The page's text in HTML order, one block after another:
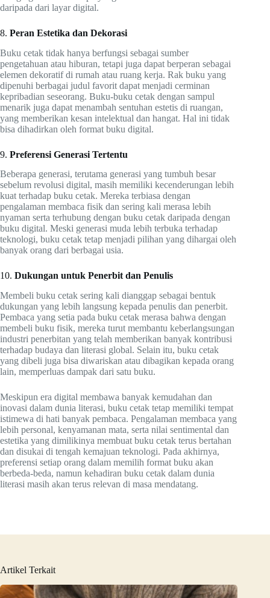
daripada dari layar digital.
8. Peran Estetika dan Dekorasi
Buku cetak tidak hanya berfungsi sebagai sumber
pengetahuan atau hiburan, tetapi juga dapat berperan sebagai
elemen dekoratif di rumah atau ruang kerja. Rak buku yang
dipenuhi berbagai judul favorit dapat menjadi cerminan
kepribadian seseorang. Buku-buku cetak dengan sampul
menarik juga dapat menambah sentuhan estetis di ruangan,
yang memberikan kesan intelektual dan hangat. Hal ini tidak
bisa dihadirkan oleh format buku digital.
9. Preferensi Generasi Tertentu
Beberapa generasi, terutama generasi yang tumbuh besar
sebelum revolusi digital, masih memiliki kecenderungan lebih
kuat terhadap buku cetak. Mereka terbiasa dengan
pengalaman membaca fisik dan sering kali merasa lebih
nyaman serta terhubung dengan buku cetak daripada dengan
buku digital. Meski generasi muda lebih terbuka terhadap
teknologi, buku cetak tetap menjadi pilihan yang dihargai oleh
banyak orang dari berbagai usia.
10. Dukungan untuk Penerbit dan Penulis
Membeli buku cetak sering kali dianggap sebagai bentuk
dukungan yang lebih langsung kepada penulis dan penerbit.
Pembaca yang setia pada buku cetak merasa bahwa dengan
membeli buku fisik, mereka turut membantu keberlangsungan
industri penerbitan yang telah memberikan banyak kontribusi
terhadap budaya dan literasi global. Selain itu, buku cetak
yang dibeli juga bisa diwariskan atau dibagikan kepada orang
lain, memperluas dampak dari satu buku.
Meskipun era digital membawa banyak kemudahan dan
inovasi dalam dunia literasi, buku cetak tetap memiliki tempat
istimewa di hati banyak pembaca. Pengalaman membaca yang
lebih personal, kenyamanan mata, serta nilai sentimental dan
estetika yang dimilikinya membuat buku cetak terus bertahan
dan disukai di tengah kemajuan teknologi. Pada akhirnya,
preferensi setiap orang dalam memilih format buku akan
berbeda-beda, namun kehadiran buku cetak dalam dunia
literasi masih akan terus relevan di masa mendatang.
Artikel Terkait